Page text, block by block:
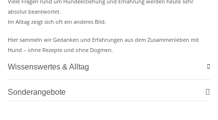
absolut beantwortet.
Im Alltag zeigt sich oft ein anderes Bild.
Hier sammeln wir Gedanken und Erfahrungen aus dem Zusammenleben mit
Hund – ohne Rezepte und ohne Dogmen.
Wissenswertes & Alltag
Sonderangebote